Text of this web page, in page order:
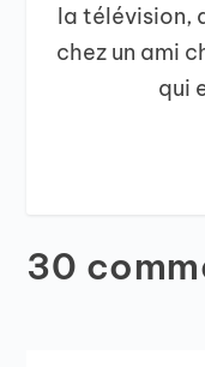
la télévision,
chez un ami
qui
30